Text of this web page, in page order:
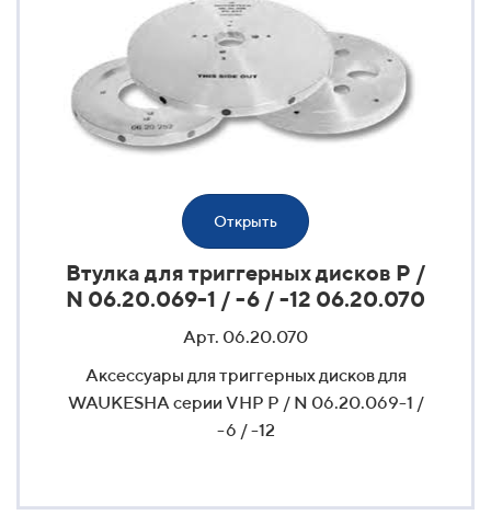
Открыть
Втулка для триггерных дисков P /
N 06.20.069-1 / -6 / -12 06.20.070
Арт. 06.20.070
Аксессуары для триггерных дисков для
WAUKESHA серии VHP P / N 06.20.069-1 /
-6 / -12